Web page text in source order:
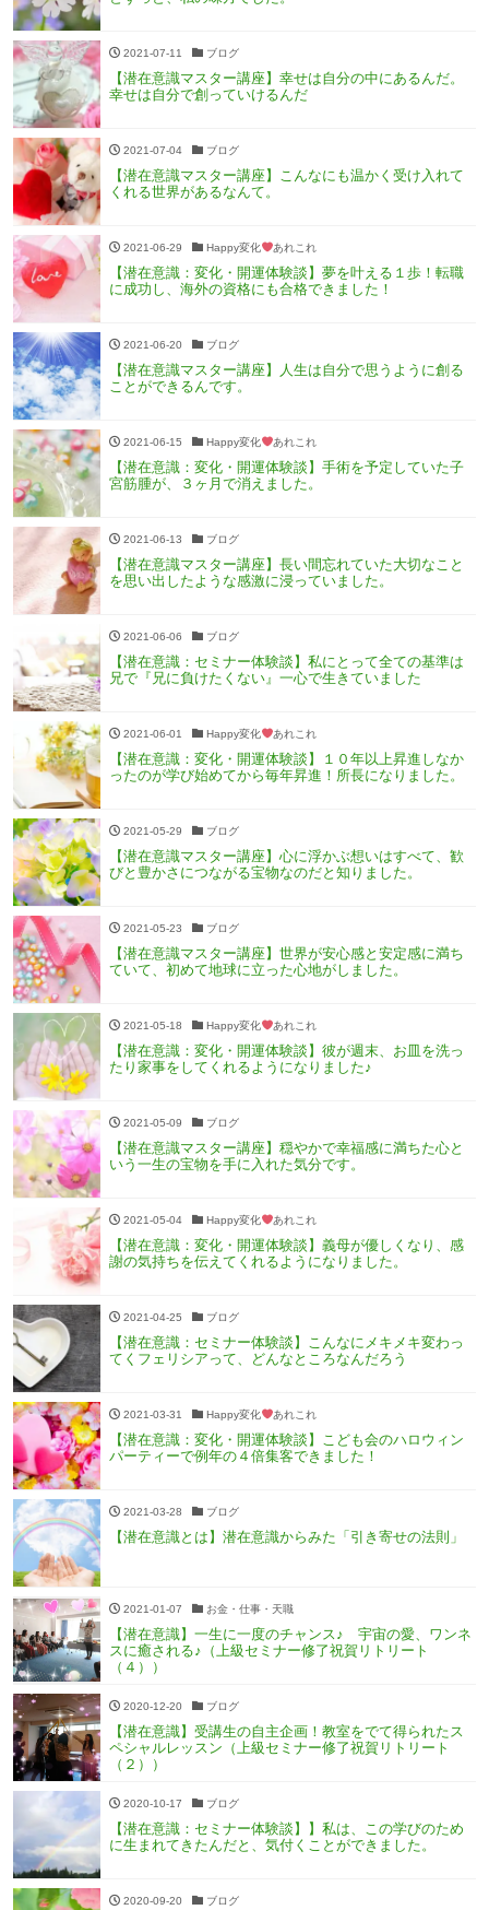
2021-07-11 ブログ
【潜在意識マスター講座】幸せは自分の中にあるんだ。
幸せは自分で創っていけるんだ
2021-07-04 ブログ
【潜在意識マスター講座】こんなにも温かく受け入れて
くれる世界があるなんて。
2021-06-29 Happy変化 あれこれ
【潜在意識：変化・開運体験談】夢を叶える１歩！転職
に成功し、海外の資格にも合格できました！
2021-06-20 ブログ
【潜在意識マスター講座】人生は自分で思うように創る
ことができるんです。
2021-06-15 Happy変化 あれこれ
【潜在意識：変化・開運体験談】手術を予定していた子
宮筋腫が、３ヶ月で消えました。
2021-06-13 ブログ
【潜在意識マスター講座】長い間忘れていた大切なこと
を思い出したような感激に浸っていました。
2021-06-06 ブログ
【潜在意識：セミナー体験談】私にとって全ての基準は
兄で『兄に負けたくない』一心で生きていました
2021-06-01 Happy変化 あれこれ
【潜在意識：変化・開運体験談】１０年以上昇進しなか
ったのが学び始めてから毎年昇進！所長になりました。
2021-05-29 ブログ
【潜在意識マスター講座】心に浮かぶ想いはすべて、歓
びと豊かさにつながる宝物なのだと知りました。
2021-05-23 ブログ
【潜在意識マスター講座】世界が安心感と安定感に満ち
ていて、初めて地球に立った心地がしました。
2021-05-18 Happy変化 あれこれ
【潜在意識：変化・開運体験談】彼が週末、お皿を洗っ
たり家事をしてくれるようになりました♪
2021-05-09 ブログ
【潜在意識マスター講座】穏やかで幸福感に満ちた心と
いう一生の宝物を手に入れた気分です。
2021-05-04 Happy変化 あれこれ
【潜在意識：変化・開運体験談】義母が優しくなり、感
謝の気持ちを伝えてくれるようになりました。
2021-04-25 ブログ
【潜在意識：セミナー体験談】こんなにメキメキ変わっ
てくフェリシアって、どんなところなんだろう
2021-03-31 Happy変化 あれこれ
【潜在意識：変化・開運体験談】こども会のハロウィン
パーティーで例年の４倍集客できました！
2021-03-28 ブログ
【潜在意識とは】潜在意識からみた「引き寄せの法則」
2021-01-07 お金・仕事・天職
【潜在意識】一生に一度のチャンス♪ 宇宙の愛、ワンネ
スに癒される♪（上級セミナー修了祝賀リトリート
（４））
2020-12-20 ブログ
【潜在意識】受講生の自主企画！教室をでて得られたス
ペシャルレッスン（上級セミナー修了祝賀リトリート
（２））
2020-10-17 ブログ
【潜在意識：セミナー体験談】】私は、この学びのため
に生まれてきたんだと、気付くことができました。
2020-09-20 ブログ